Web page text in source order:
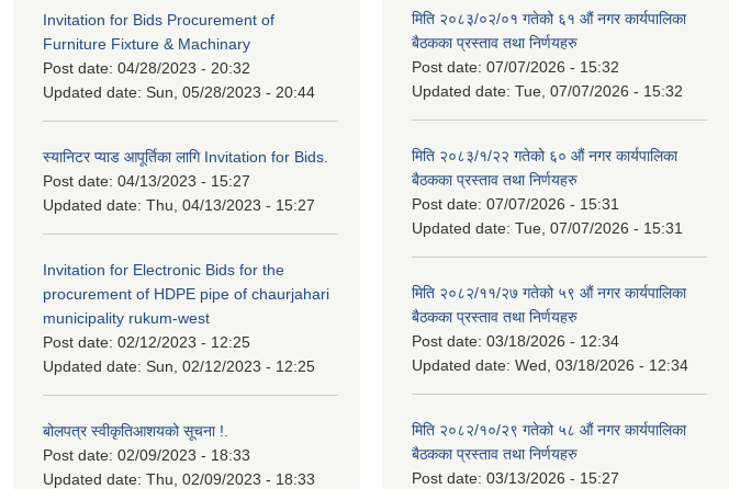
Invitation for Bids Procurement of
Furniture Fixture & Machinary
Post date: 04/28/2023 - 20:32
Updated date: Sun, 05/28/2023 - 20:44
स्यानिटर प्याड आपूर्तिका लागि Invitation for Bids.
Post date: 04/13/2023 - 15:27
Updated date: Thu, 04/13/2023 - 15:27
Invitation for Electronic Bids for the
procurement of HDPE pipe of chaurjahari
municipality rukum-west
Post date: 02/12/2023 - 12:25
Updated date: Sun, 02/12/2023 - 12:25
बोलपत्र स्वीकृतिआशयको सूचना !.
Post date: 02/09/2023 - 18:33
Updated date: Thu, 02/09/2023 - 18:33
मिति २०८३/०२/०१ गतेको ६१ औं नगर कार्यपालिका
बैठकका प्रस्ताव तथा निर्णयहरु
Post date: 07/07/2026 - 15:32
Updated date: Tue, 07/07/2026 - 15:32
मिति २०८३/१/२२ गतेको ६० औं नगर कार्यपालिका
बैठकका प्रस्ताव तथा निर्णयहरु
Post date: 07/07/2026 - 15:31
Updated date: Tue, 07/07/2026 - 15:31
मिति २०८२/११/२७ गतेको ५९ औं नगर कार्यपालिका
बैठकका प्रस्ताव तथा निर्णयहरु
Post date: 03/18/2026 - 12:34
Updated date: Wed, 03/18/2026 - 12:34
मिति २०८२/१०/२९ गतेको ५८ औं नगर कार्यपालिका
बैठकका प्रस्ताव तथा निर्णयहरु
Post date: 03/13/2026 - 15:27